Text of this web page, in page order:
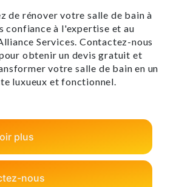
de rénover votre salle de bain à
confiance à l'expertise et au
Services. Contactez-nous
obtenir un devis gratuit et
votre salle de bain en un
luxueux et fonctionnel.
plus
nous